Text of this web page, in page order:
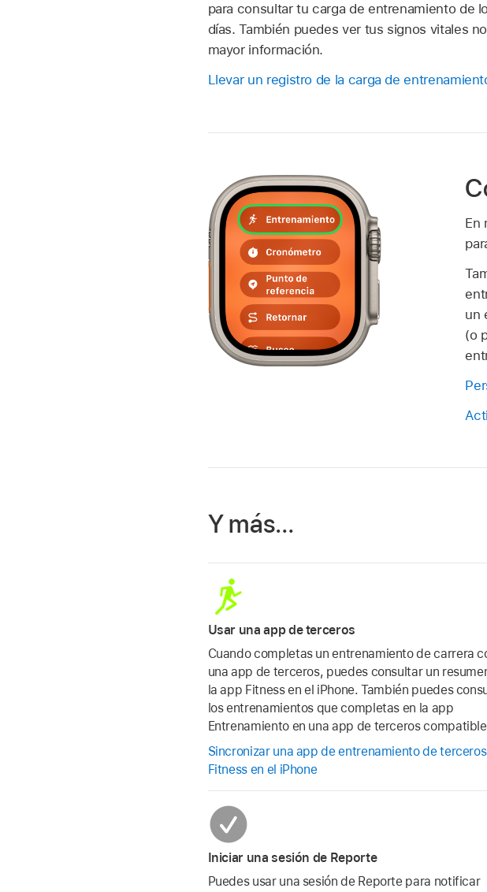
para consultar tu carga de entrenamiento de
días. También puedes ver tus signos vitales
mayor información.
Llevar un registro de la carga de
En
un
(o
Y más…
Usar una app de terceros
Cuando completas un entrenamiento de carrera
una app de terceros, puedes consultar un
la app Fitness en el iPhone. También puedes
los entrenamientos que completas en la app
Entrenamiento en una app de terceros
Sincronizar una app de entrenamiento de
Fitness en el iPhone
Iniciar una sesión de Reporte
Puedes usar una sesión de Reporte para notificar